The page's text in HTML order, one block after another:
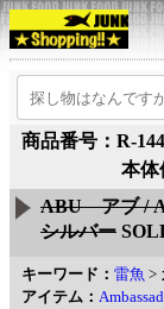
商品番号：R-
本体
ABU アブ /
シルバー
キーワード： 雷魚 >
アイテム：